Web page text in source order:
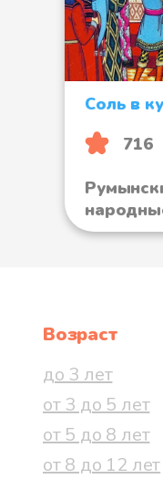
Соль в
716
Возраст
до 3 лет
от 3 до 5 лет
от 5 до 8 лет
от 8 до 12 лет